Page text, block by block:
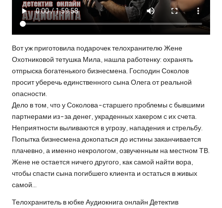
Вот уж приготовила подарочек телохранителю Жене
Охотниковой тетушка Мила, нашла работенку: охранять
отпрыска богатенького бизнесмена. Господин Соколов
просит уберечь единственного сына Олега от реальной
опасности.
Дело в том, что у Соколова-старшего проблемы с бывшими
партнерами из-за денег, украденных хакером с их счета.
Неприятности выливаются в угрозу, нападения и стрельбу.
Попытка бизнесмена докопаться до истины заканчивается
плачевно, а именно некрологом, озвученным на местном ТВ.
Жене не остается ничего другого, как самой найти вора,
чтобы спасти сына погибшего клиента и остаться в живых
самой…
Телохранитель в юбке Аудиокнига онлайн Детектив